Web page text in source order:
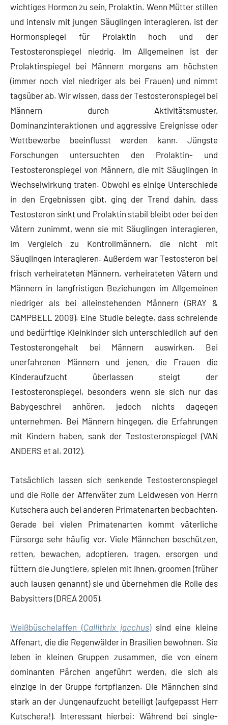
wichtiges Hormon zu sein, Prolaktin. Wenn Mütter stillen
und intensiv mit jungen Säuglingen interagieren, ist der
Hormonspiegel für Prolaktin hoch und der
Testosteronspiegel niedrig. Im Allgemeinen ist der
Prolaktinspiegel bei Männern morgens am höchsten
(immer noch viel niedriger als bei Frauen) und nimmt
tagsüber ab. Wir wissen, dass der Testosteronspiegel bei
Männern durch Aktivitätsmuster,
Dominanzinteraktionen und aggressive Ereignisse oder
Wettbewerbe beeinflusst werden kann. Jüngste
Forschungen untersuchten den Prolaktin- und
Testosteronspiegel von Männern, die mit Säuglingen in
Wechselwirkung traten. Obwohl es einige Unterschiede
in den Ergebnissen gibt, ging der Trend dahin, dass
Testosteron sinkt und Prolaktin stabil bleibt oder bei den
Vätern zunimmt, wenn sie mit Säuglingen interagieren,
im Vergleich zu Kontrollmännern, die nicht mit
Säuglingen interagieren. Außerdem war Testosteron bei
frisch verheirateten Männern, verheirateten Vätern und
Männern in langfristigen Beziehungen im Allgemeinen
niedriger als bei alleinstehenden Männern (GRAY &
CAMPBELL 2009). Eine Studie belegte, dass schreiende
und bedürftige Kleinkinder sich unterschiedlich auf den
Testosterongehalt bei Männern auswirken. Bei
unerfahrenen Männern und jenen, die Frauen die
Kinderaufzucht überlassen steigt der
Testosteronspiegel, besonders wenn sie sich nur das
Babygeschrei anhören, jedoch nichts dagegen
unternehmen. Bei Männern hingegen, die Erfahrungen
mit Kindern haben, sank der Testosteronspiegel (VAN
ANDERS et al. 2012).
Tatsächlich lassen sich senkende Testosteronspiegel
und die Rolle der Affenväter zum Leidwesen von Herrn
Kutschera auch bei anderen Primatenarten beobachten.
Gerade bei vielen Primatenarten kommt väterliche
Fürsorge sehr häufig vor. Viele Männchen beschützen,
retten, bewachen, adoptieren, tragen, ersorgen und
füttern die Jungtiere, spielen mit ihnen, groomen (früher
auch lausen genannt) sie und übernehmen die Rolle des
Babysitters (DREA 2005).
Weißbüschelaffen (Callithrix jacchus)sind eine kleine
Affenart, die die Regenwälder in Brasilien bewohnen. Sie
leben in kleinen Gruppen zusammen, die von einem
dominanten Pärchen angeführt werden, die sich als
einzige in der Gruppe fortpflanzen. Die Männchen sind
stark an der Jungenaufzucht beteiligt (aufgepasst Herr
Kutschera!). Interessant hierbei: Während bei single-